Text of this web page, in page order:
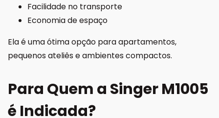
Facilidade no transporte
Economia de espaço
Ela é uma ótima opção para apartamentos,
pequenos ateliês e ambientes compactos.
Para Quem a Singer M1005
é Indicada?